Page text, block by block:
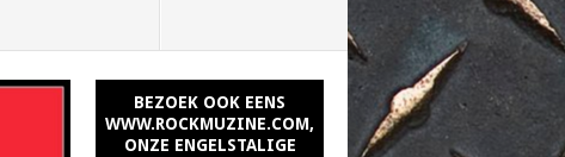
BEZOEK OOK EENS
WWW.ROCKMUZINE.COM,
ONZE ENGELSTALIGE